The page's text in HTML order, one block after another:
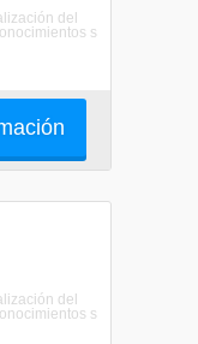
del
s
del
s